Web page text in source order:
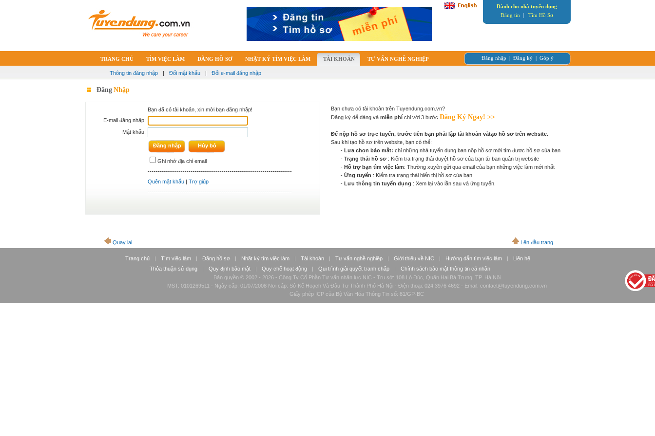
Dành cho nhà tuyển dụng
Đăng tin | Tìm Hồ Sơ
TRANG CHỦ TÌM VIỆC LÀM ĐĂNG HỒ SƠ NHẬT KÝ TÌM VIỆC LÀM TÀI KHOẢN TƯ VẤN NGHỀ NGHIỆP Đăng nhập | Đăng ký | Góp ý
Thông tin đăng nhập | Đổi mật khẩu | Đổi e-mail đăng nhập
Đăng Nhập
Bạn đã có tài khoản, xin mời bạn đăng nhập!
E-mail đăng nhập:
Mật khẩu:
Ghi nhớ địa chỉ email
--------------------------------------------------------------------------
Quên mật khẩu | Trợ giúp
--------------------------------------------------------------------------
Bạn chưa có tài khoản trên Tuyendung.com.vn?
Đăng ký dễ dàng và miễn phí chỉ với 3 bước Đăng Ký Ngay! >>
Để nộp hồ sơ trực tuyến, trước tiên bạn phải lập tài khoản vàtạo hồ sơ trên website.
Sau khi tạo hồ sơ trên website, bạn có thể:
- Lựa chọn bảo mật: chỉ những nhà tuyển dụng bạn nộp hồ sơ mới tìm được hồ sơ của bạn
- Trạng thái hồ sơ : Kiểm tra trạng thái duyệt hồ sơ của bạn từ ban quản trị website
- Hỗ trợ bạn tìm việc làm: Thường xuyên gửi qua email của bạn những việc làm mới nhất
- Ứng tuyển : Kiểm tra trạng thái hiển thị hồ sơ của bạn
- Lưu thông tin tuyển dụng : Xem lại vào lần sau và ứng tuyển.
Quay lại Lên đầu trang
Trang chủ | Tìm việc làm | Đăng hồ sơ | Nhật ký tìm việc làm | Tài khoản | Tư vấn nghề nghiệp | Giới thiệu về NIC | Hướng dẫn tìm việc làm |
Liên hệ
Thỏa thuận sử dụng
| Quy định bảo mật | Quy chế hoạt động | Qui trình giải quyết tranh chấp |
Chính sách bảo mật thông tin cá nhân
Bản quyền © 2002 - 2026 - Công Ty Cổ Phần Tư vấn nhân lực NIC - Trụ sở: 108 Lò Đúc, Quận Hai Bà Trưng, TP. Hà Nội
MST: 0101269511 - Ngày cấp: 01/07/2008 Nơi cấp: Sở Kế Hoạch Và Đầu Tư Thành Phố Hà Nội - Điện thoại: 024 3976 4692 - Email: contact@tuyendung.com.vn
Giấy phép ICP của Bộ Văn Hóa Thông Tin số: 81/GP-BC